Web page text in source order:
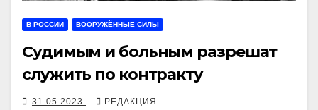
В РОССИИ ВООРУЖЁННЫЕ СИЛЫ
Судимым и больным разрешат
служить по контракту
31.05.2023 РЕДАКЦИЯ